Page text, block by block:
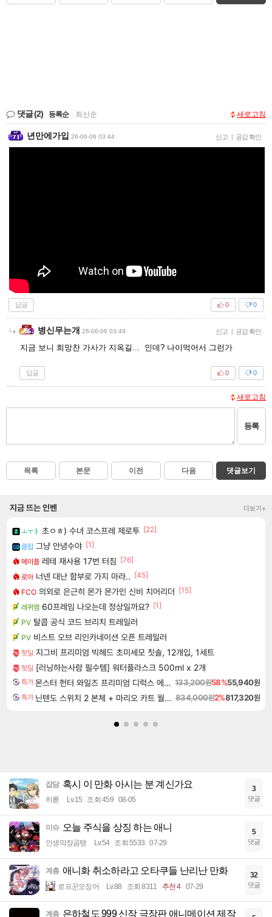
댓글(2) 등록순 최신순 새로고침
년만에가입 26-06-06 03:44 신고 | 공감 확인
답글 0
0
병신무는개 26-06-06 03:49 신고 | 공감 확인
지금 보니 희망찬 가사가 지옥길... 인데? 나이먹어서 그런가
답글 0
0
새로고침
등록
목록 본문 이전 다음 댓글보기
지금 뜨는 인벤 더보기+
ㅗㅜㅑ 초ㅇㅎ) 수녀 코스프레 제로투 [22]
클립 그냥 안녕수야 [1]
메이플 레테 재사용 17번 터짐 [76]
로아 너넨 대난 함부로 가지 마라.. [45]
FCO 의외로 은근히 몬가 몬가인 신비 치어리더 [15]
레퀴엠 60프레임 나오는데 정상일까요? [1]
PV 탈콥 공식 코드 브리치 트레일러
PV 비스트 오브 리인카네이션 오픈 트레일러
핫딜 지그비 프리미엄 빅헤드 초미세모 칫솔, 12개입, 1세트
핫딜 [러닝하는사람 필수템] 워터플라스크 500ml x 2개
특가 몬스터 헌터 와일즈 프리미엄 디럭스 에디션 Monster Hunter Wilds Premium Deluxe Edition 133,200원58%55,940원
특가 닌텐도 스위치 2 본체 + 마리오 카트 월드 + 포켓몬 포코피아 번들 834,000원2%817,320원
잡담 혹시 이 만화 아시는 분 계신가요
히롣 Lv.15 조회 459 08-05
3
댓글
이슈 오늘 주식을 상징 하는 애니
인생막장곰탱 Lv.54 조회 5533 07-29
5
댓글
계층 애니화 취소하라고 오타쿠들 난리난 만화
로프꾼오징어 Lv.88 조회 8311 추천 4 07-29
32
댓글
계층 은하철도 999 신작 극장판 애니메이션 제작